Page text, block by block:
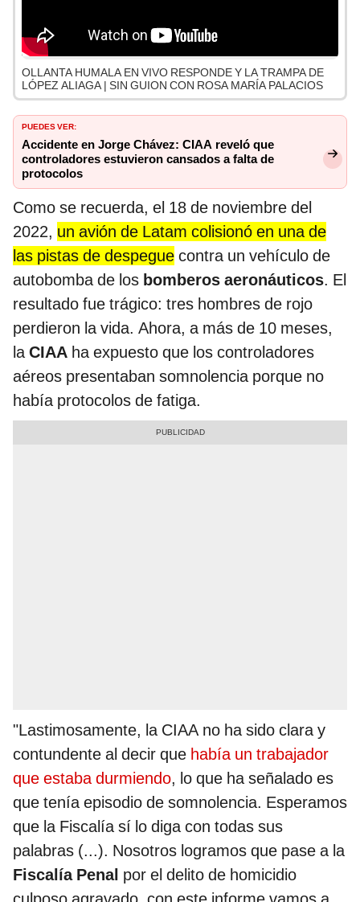
OLLANTA HUMALA EN VIVO RESPONDE Y LA TRAMPA DE
LÓPEZ ALIAGA | SIN GUION CON ROSA MARÍA PALACIOS
PUEDES VER:
Accidente en Jorge Chávez: CIAA reveló que
controladores estuvieron cansados a falta de
protocolos
Como se recuerda, el 18 de noviembre del
2022, un avión de Latam colisionó en una de
las pistas de despegue contra un vehículo de
autobomba de los bomberos aeronáuticos. El
resultado fue trágico: tres hombres de rojo
perdieron la vida. Ahora, a más de 10 meses,
laCIAA ha expuesto que los controladores
aéreos presentaban somnolencia porque no
había protocolos de fatiga.
"Lastimosamente, la CIAA no ha sido clara y
contundente al decir que había un trabajador
que estaba durmiendo, lo que ha señalado es
que tenía episodio de somnolencia. Esperamos
que la Fiscalía sí lo diga con todas sus
palabras (...). Nosotros logramos que pase a la
Fiscalía Penal por el delito de homicidio